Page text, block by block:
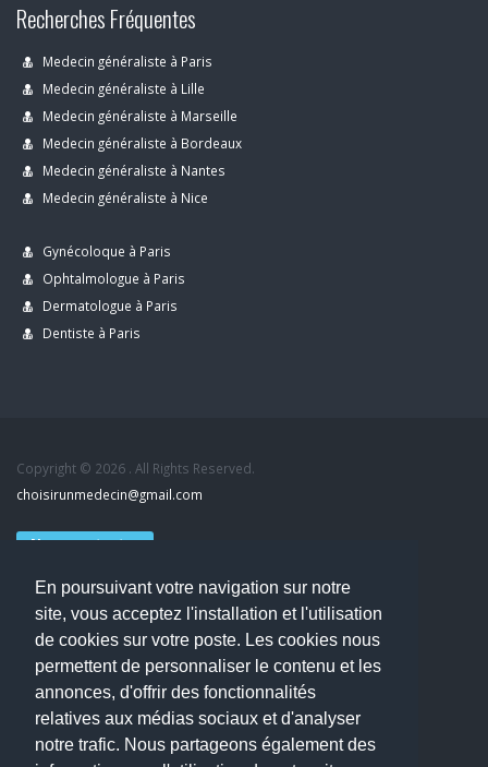
En poursuivant votre navigation sur notre
site, vous acceptez l'installation et l'utilisation
de cookies sur votre poste. Les cookies nous
permettent de personnaliser le contenu et les
annonces, d'offrir des fonctionnalités
relatives aux médias sociaux et d'analyser
notre trafic. Nous partageons également des
Recherches Fréquentes
Medecin généraliste à Paris
Medecin généraliste à Lille
Medecin généraliste à Marseille
Medecin généraliste à Bordeaux
Medecin généraliste à Nantes
Medecin généraliste à Nice
Gynécoloque à Paris
Ophtalmologue à Paris
Dermatologue à Paris
Dentiste à Paris
Copyright © 2026 . All Rights Reserved.
choisirunmedecin@gmail.com
Nous contacter
Dernier avis : MOUNIA HOUSSAIM, Psychiatre à Guérande
Mentions légales